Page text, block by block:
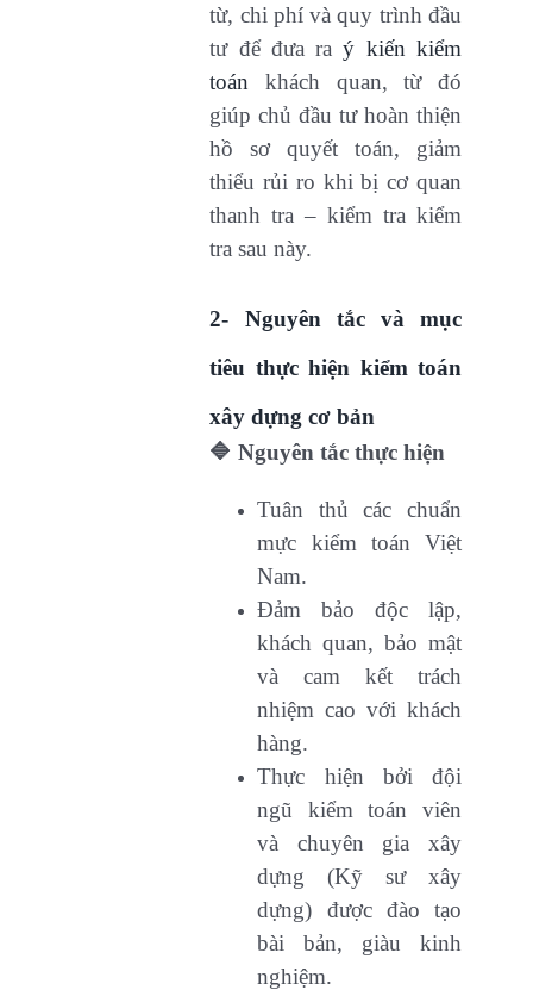
từ, chi phí và quy trình đầu
tư để đưa raý kiến kiểm
toán khách quan, từ đó
giúp chủ đầu tư hoàn thiện
hồ sơ quyết toán, giảm
thiểu rủi ro khi bị cơ quan
thanh tra – kiểm tra kiểm
tra sau này.
2- Nguyên tắc và mục
tiêu thực hiện kiểm toán
xây dựng cơ bản
🔷 Nguyên tắc thực hiện
Tuân thủ các chuẩn
mực kiểm toán Việt
Nam.
Đảm bảo độc lập,
khách quan, bảo mật
và cam kết trách
nhiệm cao với khách
hàng.
Thực hiện bởi đội
ngũ kiểm toán viên
và chuyên gia xây
dựng (Kỹ sư xây
dựng) được đào tạo
bài bản, giàu kinh
nghiệm.